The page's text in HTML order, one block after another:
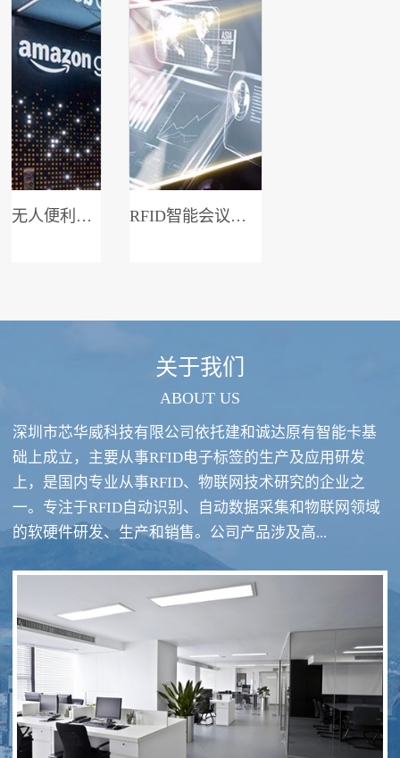
无人便利店系统 RFID智能会议签到系统
RFID酒类防伪系统方案 RFID智慧食堂系统
关于我们
ABOUT US
深圳市芯华威科技有限公司依托建和诚达原有智能卡基
础上成立，主要从事RFID电子标签的生产及应用研发
上，是国内专业从事RFID、物联网技术研究的企业之
一。专注于RFID自动识别、自动数据采集和物联网领域
的软硬件研发、生产和销售。公司产品涉及高...